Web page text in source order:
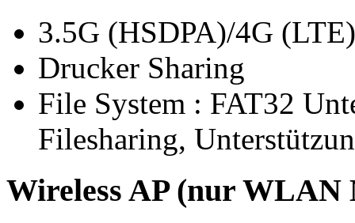
3.5G (HSDPA)/4G
Drucker Sharing
File System : FAT32
Filesharing,
Wireless AP (nur WLAN